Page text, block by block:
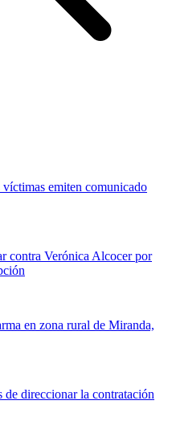
emiten comunicado
contra Verónica Alcocer por
en zona rural de Miranda,
de direccionar la contratación